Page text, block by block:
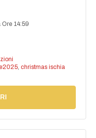
Ore 14:59
, christmas ischia